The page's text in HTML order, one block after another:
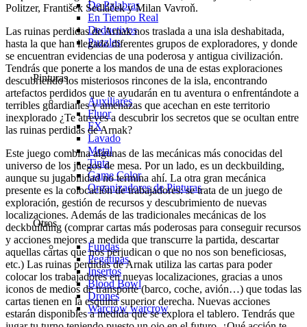
De Palabras
En Tiempo Real
Deductivos
Puzzles
Pinturas
Auxiliares
Fluor
FX
Lavado
Metal
Tinta
Game Color
Organizadores de Pinturas
Otros
Fundas
Pegatinas
Insertos
Blood Bowl
Drones
Warcrowwarcrow
Politzer, František Sedláček y Milan Vavroň.
Las ruinas perdidas de Arnak nos traslada a una isla deshabitada,
hasta la que han llegado diferentes grupos de exploradores, y donde
se encuentran evidencias de una poderosa y antigua civilización.
Tendrás que ponerte a los mandos de una de estas exploraciones
descubriendo los misteriosos rincones de la isla, encontrando
artefactos perdidos que te ayudarán en tu aventura o enfrentándote a
terribles guardianes y amenazas que acechan en este territorio
inexplorado ¿Te atreves a descubrir los secretos que se ocultan entre
las ruinas perdidas de Arnak?
Este juego combina algunas de las mecánicas más conocidas del
universo de los juegos de mesa. Por un lado, es un deckbuilding,
aunque su jugabilidad no termina ahí. La otra gran mecánica
presente es la colocación de trabajadores: se trata de un juego de
exploración, gestión de recursos y descubrimiento de nuevas
localizaciones. Además de las tradicionales mecánicas de los
deckbuilding (comprar cartas más poderosas para conseguir recursos
y acciones mejores a medida que transcurre la partida, descartar
aquellas cartas que nos perjudican o que no nos son beneficiosas,
etc.) Las ruinas perdidas de Arnak utiliza las cartas para poder
colocar los trabajadores en nuevas localizaciones, gracias a unos
iconos de medios de transporte (barco, coche, avión…) que todas las
cartas tienen en la esquina superior derecha. Nuevas acciones
estarán disponibles a medida que se explora el tablero. Tendrás que